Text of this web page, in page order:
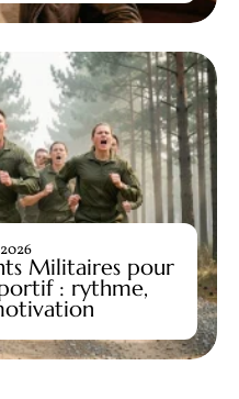
Militaires pour
: rythme,